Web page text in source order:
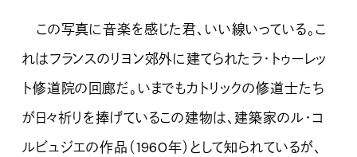
この写真に音楽を感じた君、いい線いっている。こ
れはフランスのリヨン郊外に建てられたラ・トゥーレッ
ト修道院の回廊だ。いまでもカトリックの修道士たち
が日々祈りを捧げているこの建物は、建築家のル・コ
ルビュジエの作品（1960年）として知られているが、